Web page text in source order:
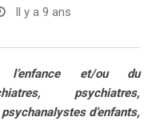
Il y a 9 ans
et/ou du
psychiatres,
d’enfants,